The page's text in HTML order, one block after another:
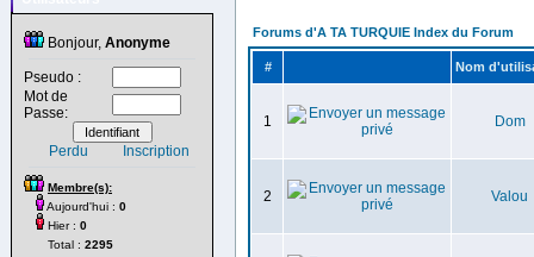
Bonjour, Anonyme
Pseudo :
Mot de
Passe:
Perdu Inscription
Membre(s):
Aujourd'hui : 0
Hier : 0
Total : 2295
Forums d'A TA TURQUIE Index du Forum
# Nom
1 Dom
2 Valou